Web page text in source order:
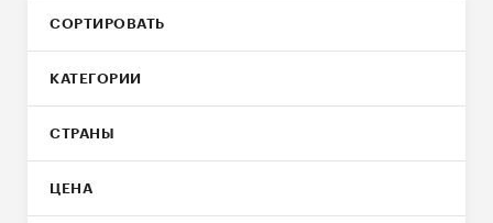
СОРТИРОВАТЬ
КАТЕГОРИИ
СТРАНЫ
ЦЕНА